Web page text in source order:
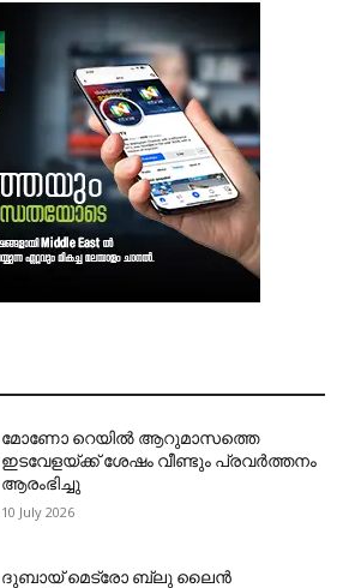
മോണോ റെയില്‍ ആറുമാസത്തെ
ഇടവേളയ്ക്ക് ശേഷം വീണ്ടും പ്രവര്‍ത്തനം
ആരംഭിച്ചു
10 July 2026
ദുബായ് മെട്രോ ബ്ലു ലൈന്‍